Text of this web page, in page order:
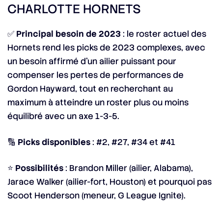
CHARLOTTE HORNETS
✅ Principal besoin de 2023 : le roster actuel des
Hornets rend les picks de 2023 complexes, avec
un besoin affirmé d’un ailier puissant pour
compenser les pertes de performances de
Gordon Hayward, tout en recherchant au
maximum à atteindre un roster plus ou moins
équilibré avec un axe 1-3-5.
🔢 Picks disponibles: #2, #27, #34 et #41
⭐ Possibilités: Brandon Miller (ailier, Alabama),
Jarace Walker (ailier-fort, Houston) et pourquoi pas
Scoot Henderson (meneur, G League Ignite).